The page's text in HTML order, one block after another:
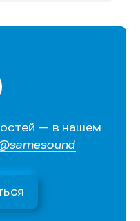
— в нашем